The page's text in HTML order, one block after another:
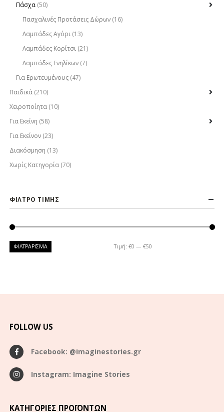
Πάσχα (50)
Πασχαλινές Προτάσεις Δώρων (16)
Λαμπάδες Αγόρι (13)
Λαμπάδες Κορίτσι (21)
Λαμπάδες Ενηλίκων (7)
Για Ερωτευμένους (47)
Παιδικά (210)
Χειροποίητα (10)
Για Εκείνη (58)
Για Εκείνον (23)
Διακόσμηση (13)
Χωρίς Κατηγορία (70)
ΦΙΛΤΡΟ ΤΙΜΗΣ
ΦΙΛΤΡΆΡΙΣΜΑ Τιμή: €0 — €50
FOLLOW US
Facebook: @imaginestories.gr
Instagram: Imagine Stories
ΚΑΤΗΓΟΡΊΕΣ ΠΡΟΪΌΝΤΩΝ